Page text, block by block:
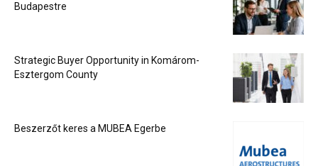
Budapestre
Strategic Buyer Opportunity in Komárom-
Esztergom County
Beszerzőt keres a MUBEA Egerbe